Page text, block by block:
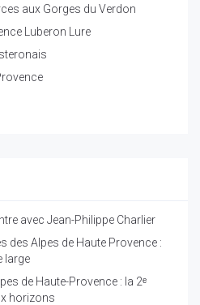
aux Gorges du Verdon
Luberon Lure
avec Jean-Philippe Charlier
Alpes de Haute Provence :
large
de Haute-Provence : la 2ᵉ
horizons